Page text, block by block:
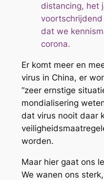
distancing, het
dat we
corona.
Er komt meer en
virus in China, er
“zeer ernstige
mondialisering
dat virus nooit daar
worden.
Maar hier gaat ons
We wanen ons